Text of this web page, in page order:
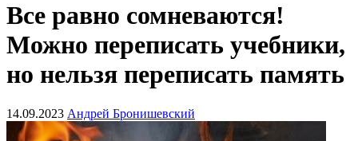
Все равно сомневаются!
Можно переписать учебники,
но нельзя переписать память
14.09.2023 Андрей Бронишевский